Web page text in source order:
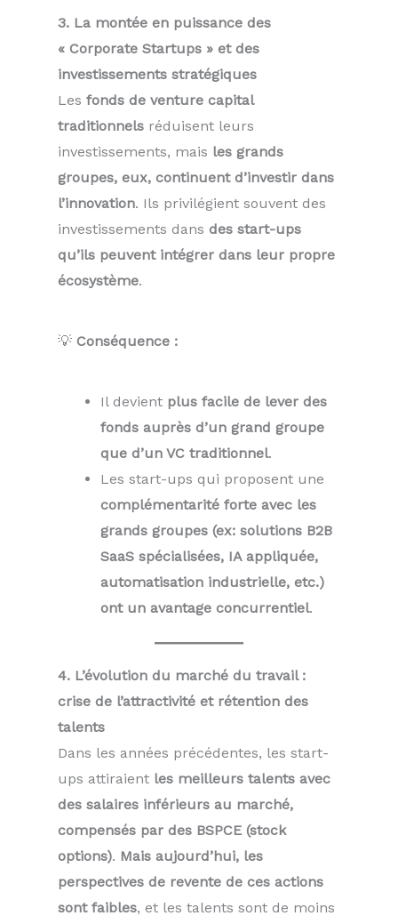
3. La montée en puissance des
« Corporate Startups » et des
investissements stratégiques
Les fonds de venture capital
traditionnels réduisent leurs
investissements, mais les grands
groupes, eux, continuent d’investir dans
l’innovation. Ils privilégient souvent des
investissements dans des start-ups
qu’ils peuvent intégrer dans leur propre
écosystème.
💡 Conséquence :
Il devient plus facile de lever des
fonds auprès d’un grand groupe
que d’un VC traditionnel.
Les start-ups qui proposent une
complémentarité forte avec les
grands groupes (ex: solutions B2B
SaaS spécialisées, IA appliquée,
automatisation industrielle, etc.)
ont un avantage concurrentiel.
4. L’évolution du marché du travail :
crise de l’attractivité et rétention des
talents
Dans les années précédentes, les start-
ups attiraient les meilleurs talents avec
des salaires inférieurs au marché,
compensés par des BSPCE (stock
options). Mais aujourd’hui, les
perspectives de revente de ces actions
sont faibles, et les talents sont de moins